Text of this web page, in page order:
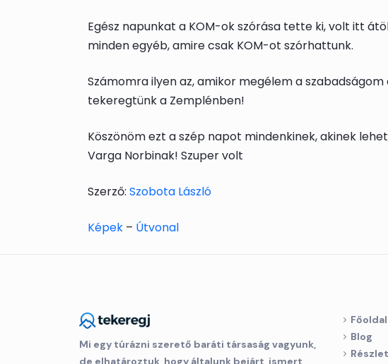
Egész napunkat a KOM-ok szórása tette ki, volt itt
minden egyéb, amire csak KOM-ot szórhattunk.
Számomra ilyen az, amikor megélem a
tekeregtünk a Zemplénben!
Köszönöm ezt a szép napot mindenkinek, akinek
Varga Norbinak! Szuper volt
Szerző: Szobota László
Képek – Útvonal
Mi egy túrázni szerető baráti társaság vagyunk,
de elhatároztuk, hogy általunk bejárt, ismert
Főoldal
Blog